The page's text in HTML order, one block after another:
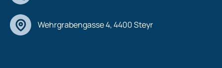
Wehrgrabengasse 4, 4400 Steyr